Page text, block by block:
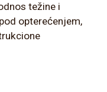
težine i
opterećenjem,